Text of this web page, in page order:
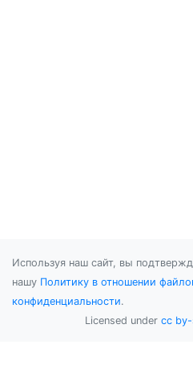
Используя наш сайт, вы
нашу Политику в отношении
конфиденциальности.
Licensed under cc